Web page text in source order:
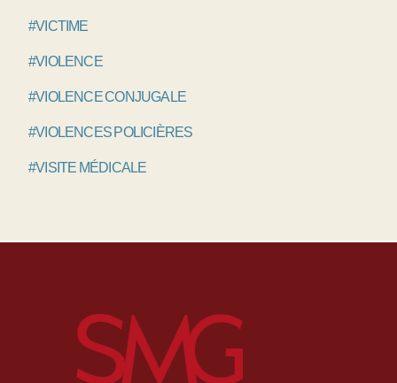
#VICTIME
#VIOLENCE
#VIOLENCE CONJUGALE
#VIOLENCES POLICIÈRES
#VISITE MÉDICALE